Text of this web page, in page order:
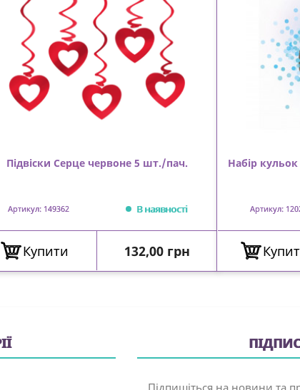
Підвіски Серце червоне 5 шт./пач.
Артикул: 149362 В наявності
Купити Ціна
132,00 грн
Набір
Артикул: